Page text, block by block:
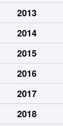
2013
2014
2015
2016
2017
2018